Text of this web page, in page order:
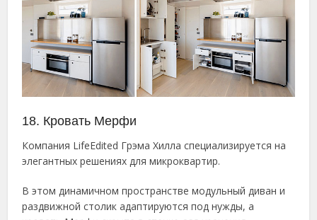
18. Кровать Мерфи
Компания LifeEdited Грэма Хилла специализируется на
элегантных решениях для микроквартир.
В этом динамичном пространстве модульный диван и
раздвижной столик адаптируются под нужды, а